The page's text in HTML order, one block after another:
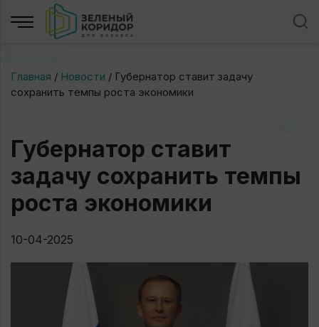
Главная / Новости / Губернатор ставит задачу
сохранить темпы роста экономики
Губернатор ставит
задачу сохранить темпы
роста экономики
10-04-2025